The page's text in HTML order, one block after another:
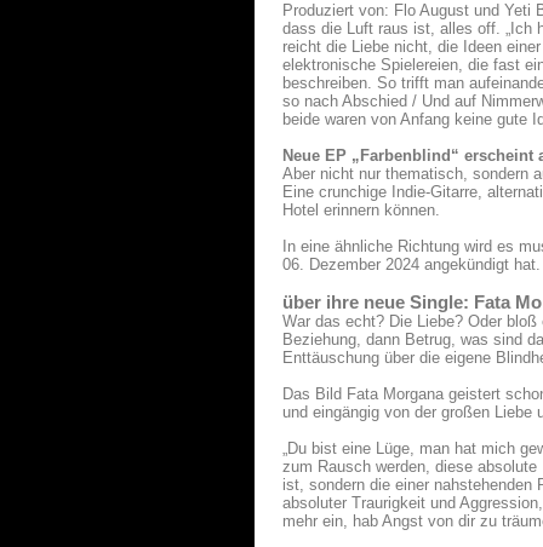
Produziert von: Flo August und Yeti
dass die Luft raus ist, alles off. „Ich
reicht die Liebe nicht, die Ideen
elektronische Spielereien, die fast
beschreiben. So trifft man
so nach Abschied / Und auf
beide waren von Anfang keine gute
Neue EP „Farbenblind“ erscheint
Aber nicht nur thematisch, sondern
Eine crunchige Indie-Gitarre,
Hotel erinnern können.
In eine ähnliche Richtung wird es
06. Dezember 2024 angekündigt hat.
über ihre neue Single: Fata
War das echt? Die Liebe? Oder
Beziehung, dann Betrug, was sind
Enttäuschung über die eigene
Das Bild Fata Morgana geistert
und eingängig von der großen
„Du bist eine Lüge, man hat mich
zum Rausch werden, diese
ist, sondern die einer
absoluter Traurigkeit und
mehr ein, hab Angst von dir zu